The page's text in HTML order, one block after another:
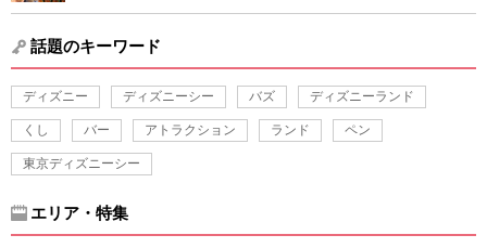
話題のキーワード
ディズニー ディズニーシー バズ ディズニーランド
くし バー アトラクション ランド ペン
東京ディズニーシー
エリア・特集